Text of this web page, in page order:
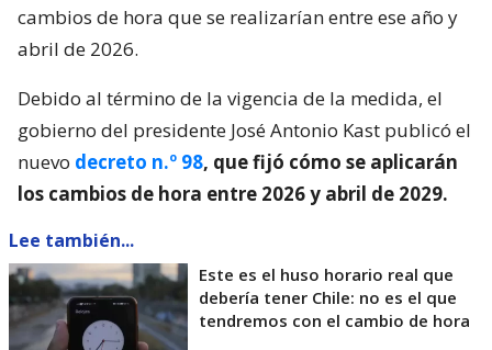
cambios de hora que se realizarían entre ese año y
abril de 2026.
Debido al término de la vigencia de la medida, el
gobierno del presidente José Antonio Kast publicó el
nuevo decreto n.º 98, que fijó cómo se aplicarán
los cambios de hora entre 2026 y abril de 2029.
Lee también...
Este es el huso horario real que
debería tener Chile: no es el que
tendremos con el cambio de hora